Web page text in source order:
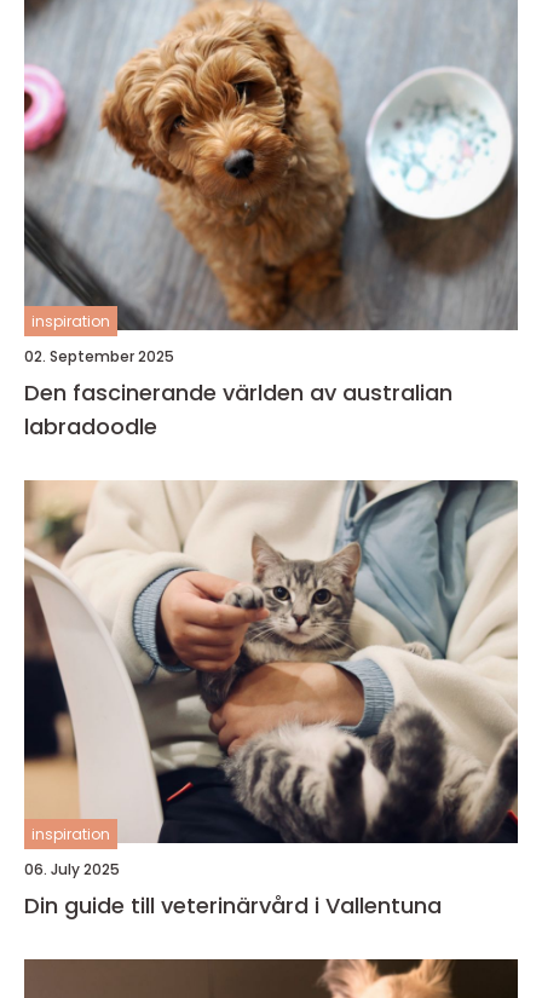
inspiration
02. September 2025
Den fascinerande världen av australian
labradoodle
inspiration
06. July 2025
Din guide till veterinärvård i Vallentuna